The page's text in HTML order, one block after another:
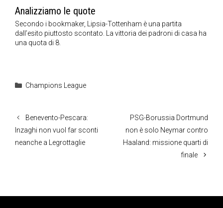
Analizziamo le quote
Secondo i bookmaker, Lipsia-Tottenham è una partita
dall’esito piuttosto scontato. La vittoria dei padroni di casa ha
una quota di 8.
Categorie
Champions League
Benevento-Pescara:
Inzaghi non vuol far sconti
neanche a Legrottaglie
PSG-Borussia Dortmund
non è solo Neymar contro
Haaland: missione quarti di
finale